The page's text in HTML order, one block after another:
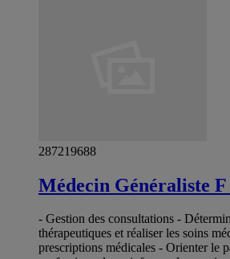
287219688
Médecin Généraliste
- Gestion des consultations -
thérapeutiques et réaliser les soins
prescriptions médicales - Orienter le